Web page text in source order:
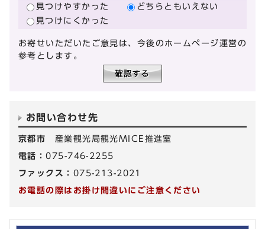
見つけやすかった
どちらともいえない
見つけにくかった
お寄せいただいたご意見は、今後のホームページ運営の
参考とします。
お問い合わせ先
京都市 産業観光局観光MICE推進室
電話：075-746-2255
ファックス： 075-213-2021
お電話の際はお掛け間違いにご注意ください